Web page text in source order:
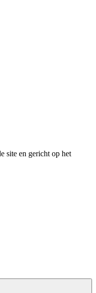
site en gericht op het